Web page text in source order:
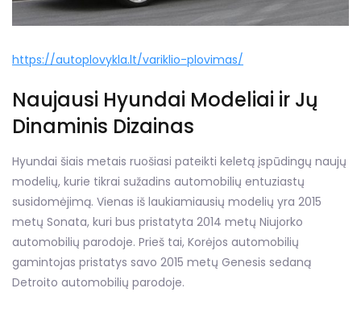
https://autoplovykla.lt/variklio-plovimas/
Naujausi Hyundai Modeliai ir Jų
Dinaminis Dizainas
Hyundai šiais metais ruošiasi pateikti keletą įspūdingų naujų
modelių, kurie tikrai sužadins automobilių entuziastų
susidomėjimą. Vienas iš laukiamiausių modelių yra 2015
metų Sonata, kuri bus pristatyta 2014 metų Niujorko
automobilių parodoje. Prieš tai, Korėjos automobilių
gamintojas pristatys savo 2015 metų Genesis sedaną
Detroito automobilių parodoje.